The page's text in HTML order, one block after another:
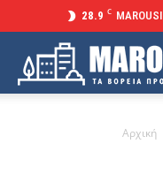
28.9 C MAROUSI
Αρχική